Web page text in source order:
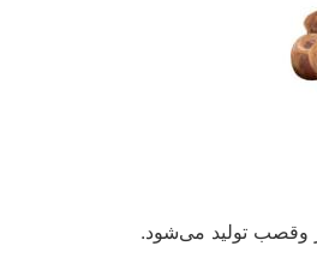
وقصب تولید می‌شود.